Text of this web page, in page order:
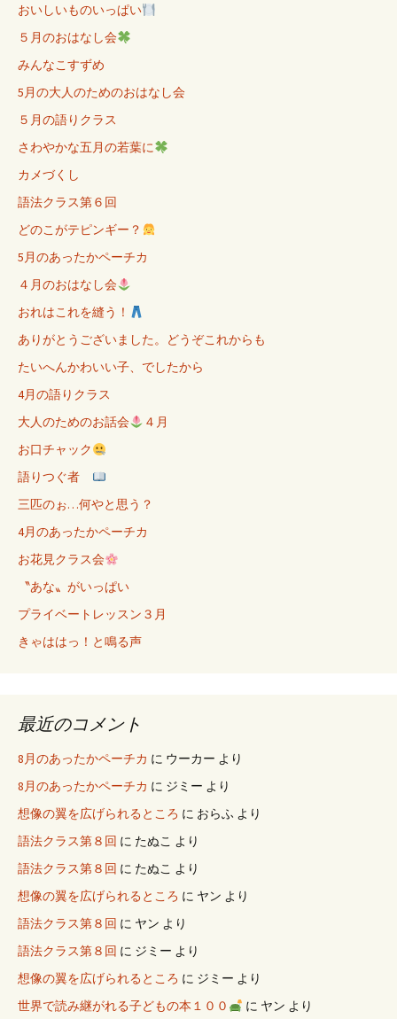
おいしいものいっぱい
５月のおはなし会
みんなこすずめ
5月の大人のためのおはなし会
５月の語りクラス
さわやかな五月の若葉に
カメづくし
語法クラス第６回
どのこがテピンギー？
5月のあったかペーチカ
４月のおはなし会
おれはこれを縫う！
ありがとうございました。どうぞこれからも
たいへんかわいい子、でしたから
4月の語りクラス
大人のためのお話会
４月
お口チャック
語りつぐ者
三匹のぉ…何やと思う？
4月のあったかペーチカ
お花見クラス会
〝あな〟がいっぱい
プライベートレッスン３月
きゃははっ！と鳴る声
最近のコメント
8月のあったかペーチカ に ウーカー より
8月のあったかペーチカ に ジミー より
想像の翼を広げられるところ に おらふ より
語法クラス第８回 に たぬこ より
語法クラス第８回 に たぬこ より
想像の翼を広げられるところ に ヤン より
語法クラス第８回 に ヤン より
語法クラス第８回 に ジミー より
想像の翼を広げられるところ に ジミー より
世界で読み継がれる子どもの本１００
に ヤン より